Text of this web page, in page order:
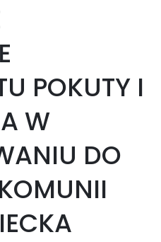
POKUTY I
W
DO